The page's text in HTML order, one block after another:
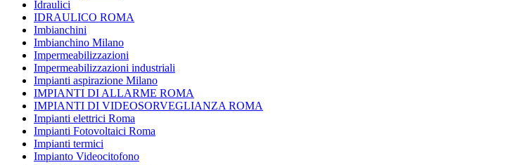
Idraulici
IDRAULICO ROMA
Imbianchini
Imbianchino Milano
Impermeabilizzazioni
Impermeabilizzazioni industriali
Impianti aspirazione Milano
IMPIANTI DI ALLARME ROMA
IMPIANTI DI VIDEOSORVEGLIANZA ROMA
Impianti elettrici Roma
Impianti Fotovoltaici Roma
Impianti termici
Impianto Videocitofono